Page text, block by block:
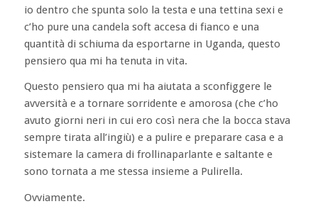
io dentro che spunta solo la testa e una tettina sexi e
c’ho pure una candela soft accesa di fianco e una
quantità di schiuma da esportarne in Uganda, questo
pensiero qua mi ha tenuta in vita.
Questo pensiero qua mi ha aiutata a sconfiggere le
avversità e a tornare sorridente e amorosa (che c’ho
avuto giorni neri in cui ero così nera che la bocca stava
sempre tirata all’ingiù) e a pulire e preparare casa e a
sistemare la camera di frollinaparlante e saltante e
sono tornata a me stessa insieme a Pulirella.
Ovviamente.